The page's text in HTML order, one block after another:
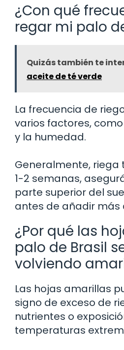
¿Con qué
regar mi palo
Quizás también te
aceite de té verde
La frecuencia de
varios factores,
y la humedad.
Generalmente,
1-2 semanas,
parte superior del
antes de añadir más
¿Por qué las
palo de Brasil
volviendo
Las hojas amarillas
signo de exceso de
nutrientes o
temperaturas